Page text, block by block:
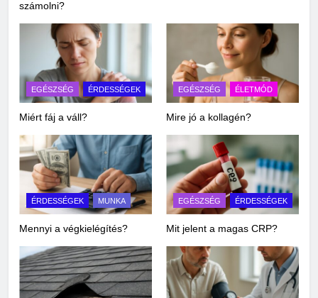
számolni?
EGÉSZSÉG ÉRDESSÉGEK
Miért fáj a váll?
EGÉSZSÉG ÉLETMÓD
Mire jó a kollagén?
ÉRDESSÉGEK MUNKA
Mennyi a végkielégítés?
EGÉSZSÉG ÉRDESSÉGEK
Mit jelent a magas CRP?